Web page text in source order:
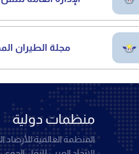
مجلة الطيران
منظمات دولية
المنظمة العالمية للأرصاد